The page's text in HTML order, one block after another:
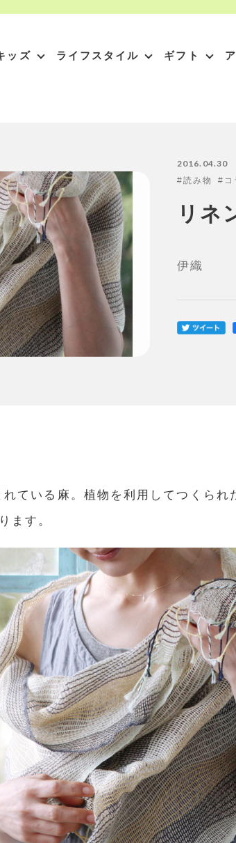
ッズ ライフスタイル ギフト
2016.04.30
読み物
コ
リネ
伊織
ている麻。植物を利用してつくられ
ます。